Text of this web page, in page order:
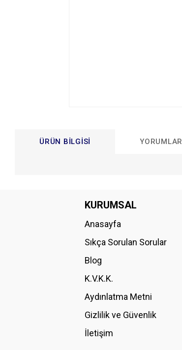
ÜRÜN BILGISI YORUMLAR
Ürün resmi kalitesiz, bozuk veya görüntülenemiyor.
Ürün fiyatı diğer sitelerden daha pahalı.
Bu ürüne benzer farklı alternatifler olmalı.
KURUMSAL
Anasayfa
Sıkça Sorulan Sorular
Blog
K.V.K.K.
Aydınlatma Metni
Gizlilik ve Güvenlik
İletişim